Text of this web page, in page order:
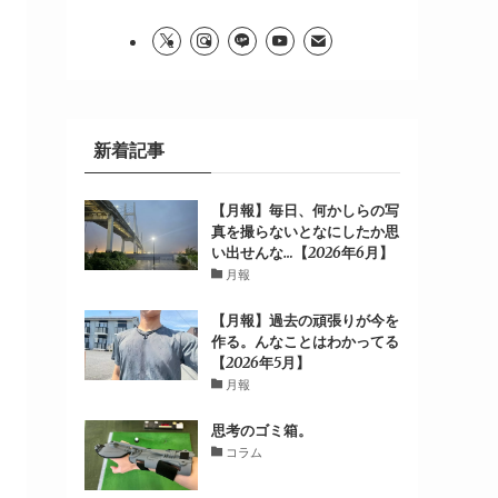
新着記事
【月報】毎日、何かしらの写
真を撮らないとなにしたか思
い出せんな…【2026年6月】
月報
【月報】過去の頑張りが今を
作る。んなことはわかってる
【2026年5月】
月報
思考のゴミ箱。
コラム